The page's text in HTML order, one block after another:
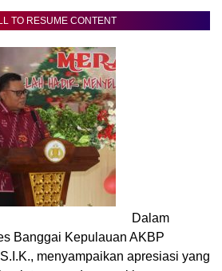
TO RESUME CONTENT
Dalam
Banggai Kepulauan AKBP
menyampaikan apresiasi yang